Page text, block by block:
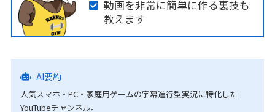
動画を非常に簡単に作る裏技も
教えます
AI要約
人気スマホ・PC・家庭用ゲームの字幕進行型実況に特化した
YouTubeチャンネル。